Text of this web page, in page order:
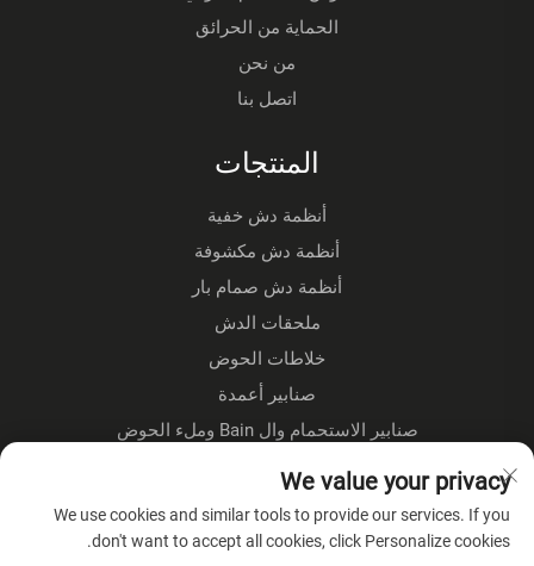
الحماية من الحرائق
من نحن
اتصل بنا
المنتجات
أنظمة دش خفية
أنظمة دش مكشوفة
أنظمة دش صمام بار
ملحقات الدش
خلاطات الحوض
صنابير أعمدة
صنابير الاستحمام وال Bain وملء الحوض
صنابير الوقوف على الأرض
We value your privacy
We use cookies and similar tools to provide our services. If you
don't want to accept all cookies, click Personalize cookies.